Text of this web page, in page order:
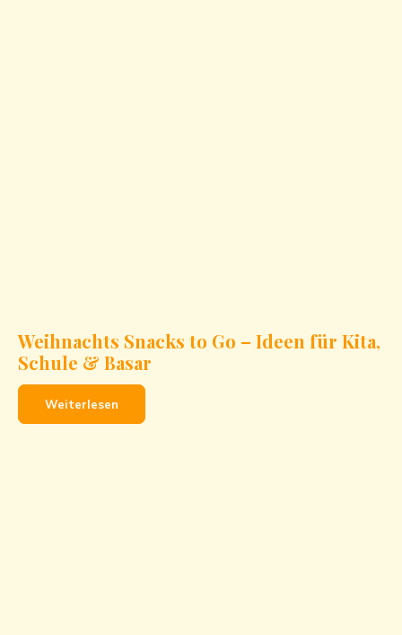
Weihnachts Snacks to Go – Ideen für Kita,
Schule & Basar
Weiterlesen